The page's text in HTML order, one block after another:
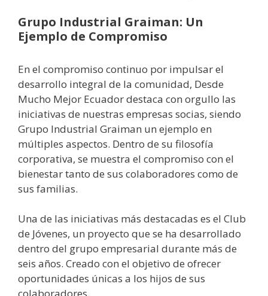
Grupo Industrial Graiman: Un
Ejemplo de Compromiso
En el compromiso continuo por impulsar el
desarrollo integral de la comunidad, Desde
Mucho Mejor Ecuador destaca con orgullo las
iniciativas de nuestras empresas socias, siendo
Grupo Industrial Graiman un ejemplo en
múltiples aspectos. Dentro de su filosofía
corporativa, se muestra el compromiso con el
bienestar tanto de sus colaboradores como de
sus familias.
Una de las iniciativas más destacadas es el Club
de Jóvenes, un proyecto que se ha desarrollado
dentro del grupo empresarial durante más de
seis años. Creado con el objetivo de ofrecer
oportunidades únicas a los hijos de sus